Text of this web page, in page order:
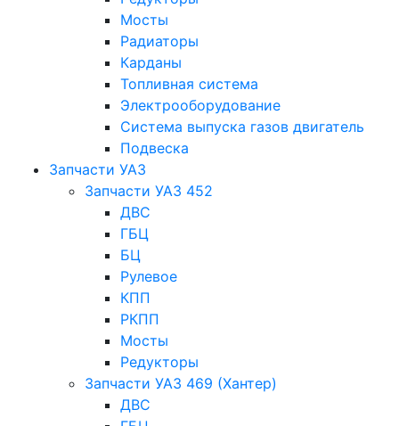
Мосты
Радиаторы
Карданы
Топливная система
Электрооборудование
Система выпуска газов двигатель
Подвеска
Запчасти УАЗ
Запчасти УАЗ 452
ДВС
ГБЦ
БЦ
Рулевое
КПП
РКПП
Мосты
Редукторы
Запчасти УАЗ 469 (Хантер)
ДВС